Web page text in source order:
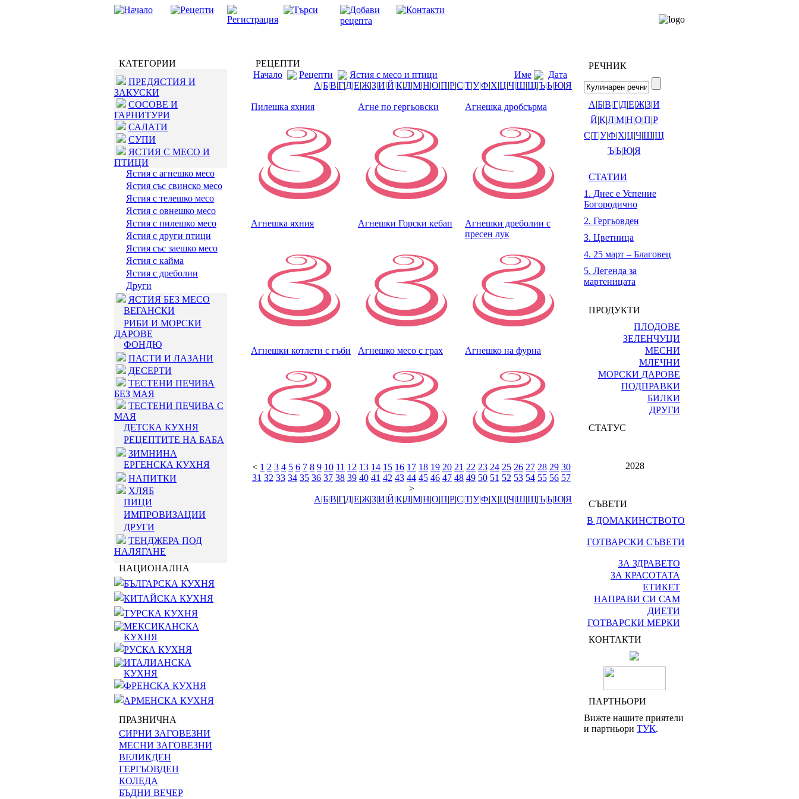
КАТЕГОРИИ
ПРЕДЯСТИЯ И
ЗАКУСКИ
СОСОВЕ И
ГАРНИТУРИ
САЛАТИ
СУПИ
ЯСТИЯ С МЕСО И
ПТИЦИ
Ястия с агнешко месо
Ястия със свинско месо
Ястия с телешко месо
Ястия с овнешко месо
Ястия с пилешко месо
Ястия с други птици
Ястия със заешко месо
Ястия с кайма
Ястия с дреболии
Други
ЯСТИЯ БЕЗ МЕСО
ВЕГАНСКИ
РИБИ И МОРСКИ
ДАРОВЕ
ФОНДЮ
ПАСТИ И ЛАЗАНИ
ДЕСЕРТИ
ТЕСТЕНИ ПЕЧИВА
БЕЗ МАЯ
ТЕСТЕНИ ПЕЧИВА С
МАЯ
ДЕТСКА КУХНЯ
РЕЦЕПТИТЕ НА БАБА
ЗИМНИНА
ЕРГЕНСКА КУХНЯ
НАПИТКИ
ХЛЯБ
ПИЦИ
ИМПРОВИЗАЦИИ
ДРУГИ
ТЕНДЖЕРА ПОД
НАЛЯГАНЕ
НАЦИОНАЛНА
БЪЛГАРСКА КУХНЯ
КИТАЙСКА КУХНЯ
ТУРСКА КУХНЯ
МЕКСИКАНСКА
КУХНЯ
РУСКА КУХНЯ
ИТАЛИАНСКА
КУХНЯ
ФРЕНСКА КУХНЯ
АРМЕНСКА КУХНЯ
ПРАЗНИЧНА
СИРНИ ЗАГОВЕЗНИ
МЕСНИ ЗАГОВЕЗНИ
ВЕЛИКДЕН
ГЕРГЬОВДЕН
КОЛЕДА
БЪДНИ ВЕЧЕР
РЕЦЕПТИ
Начало
Рецепти Ястия с месо и птици Име
Дата
А|Б|В|Г|Д|Е|Ж|З|И|Й|К|Л|М|Н|О|П|Р|С|Т|У|Ф|Х|Ц|Ч|Ш|Щ|Ъ|Ь|Ю|Я
Пилешка яхния Агне по гергьовски Агнешка дробсърма
Агнешка яхния Агнешки Горски кебап
Агнешки дреболии с
пресен лук
Агнешки котлети с гъби Агнешко месо с грах Агнешко на фурна
< 1 2 3 4 5 6 7 8 9 10 11 12 13 14 15 16 17 18 19 20 21 22 23 24 25 26 27 28 29 30
31 32 33 34 35 36 37 38 39 40 41 42 43 44 45 46 47 48 49 50 51 52 53 54 55 56 57
>
А|Б|В|Г|Д|Е|Ж|З|И|Й|К|Л|М|Н|О|П|Р|С|Т|У|Ф|Х|Ц|Ч|Ш|Щ|Ъ|Ь|Ю|Я
РЕЧНИК
А|Б|В|Г|Д|Е|Ж|З|И
Й|К|Л|М|Н|О|П|Р
С|Т|У|Ф|Х|Ц|Ч|Ш|Щ
Ъ|Ь|Ю|Я
СТАТИИ
1. Днес е Успение
Богородично
2. Гергьовден
3. Цветница
4. 25 март – Благовец
5. Легенда за
мартеницата
ПРОДУКТИ
ПЛОДОВЕ
ЗЕЛЕНЧУЦИ
МЕСНИ
МЛЕЧНИ
МОРСКИ ДАРОВЕ
ПОДПРАВКИ
БИЛКИ
ДРУГИ
СТАТУС
2028
СЪВЕТИ
В ДОМАКИНСТВОТО
ГОТВАРСКИ СЪВЕТИ
ЗА ЗДРАВЕТО
ЗА КРАСОТАТА
ЕТИКЕТ
НАПРАВИ СИ САМ
ДИЕТИ
ГОТВАРСКИ МЕРКИ
КОНТАКТИ
ПАРТНЬОРИ
Вижте нашите приятели
и партньори ТУК.